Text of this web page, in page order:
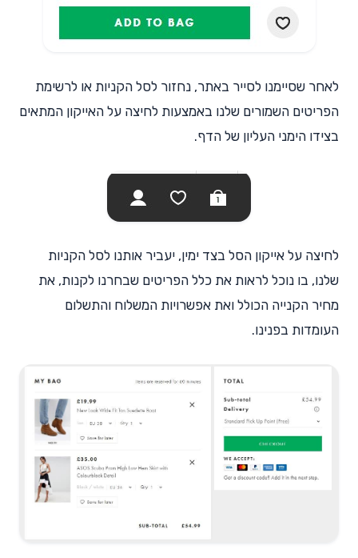
לאחר שסיימנו לסייר באתר, נחזור לסל הקניות או לרשימת
הפריטים השמורים שלנו באמצעות לחיצה על האייקון המתאים
בצידו הימני העליון של הדף.
לחיצה על אייקון הסל בצד ימין, יעביר אותנו לסל הקניות
שלנו, בו נוכל לראות את כלל הפריטים שבחרנו לקנות, את
מחיר הקנייה הכולל ואת אפשרויות המשלוח והתשלום
העומדות בפנינו.